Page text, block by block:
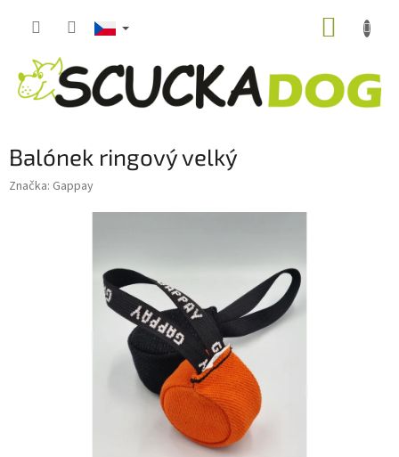
Balónek ringový velký
Značka: Gappay